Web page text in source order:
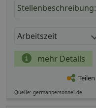
Stellenbeschreibung:
Arbeitszeit
mehr Details
Teilen
Quelle: germanpersonnel.de